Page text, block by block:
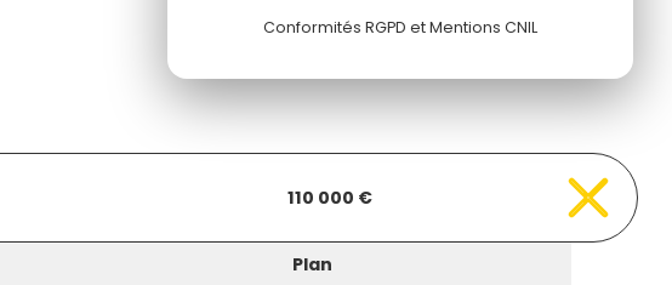
Conformités RGPD et Mentions CNIL
110 000 €
Plan